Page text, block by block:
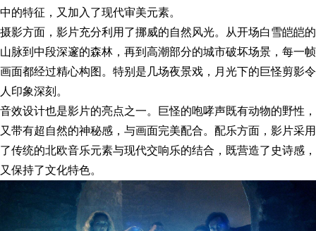
中的特征，又加入了现代审美元素。
摄影方面，影片充分利用了挪威的自然风光。从开场白雪皑皑的
山脉到中段深邃的森林，再到高潮部分的城市破坏场景，每一帧
画面都经过精心构图。特别是几场夜景戏，月光下的巨怪剪影令
人印象深刻。
音效设计也是影片的亮点之一。巨怪的咆哮声既有动物的野性，
又带有超自然的神秘感，与画面完美配合。配乐方面，影片采用
了传统的北欧音乐元素与现代交响乐的结合，既营造了史诗感，
又保持了文化特色。